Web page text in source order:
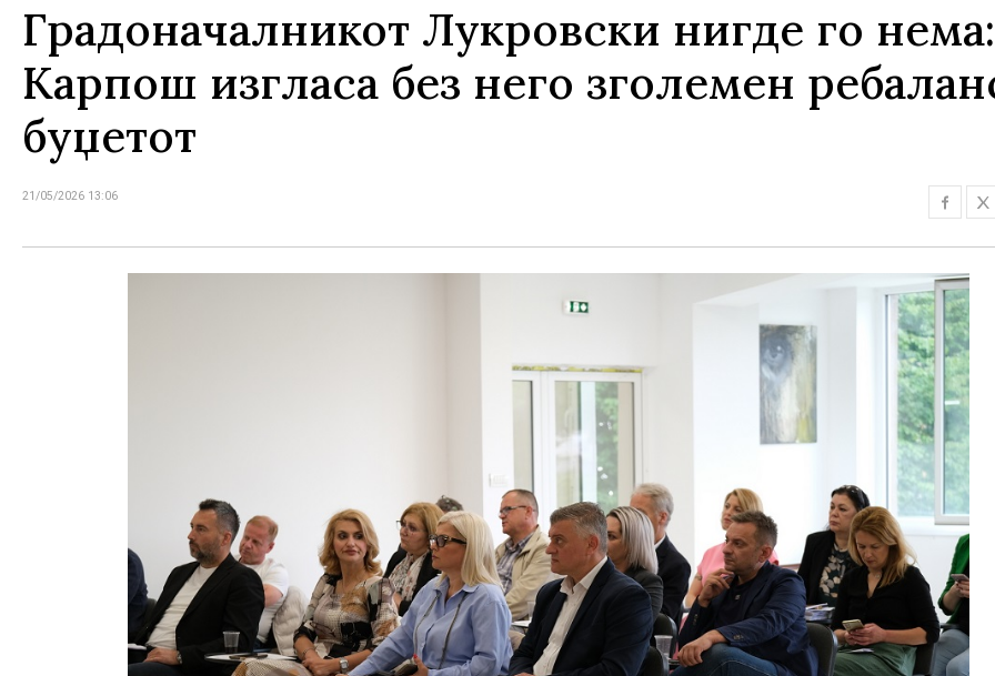
Градоначалникот Лукровски нигде го нема:
Карпош изгласа без него зголемен
буџетот
21/05/2026 13:06